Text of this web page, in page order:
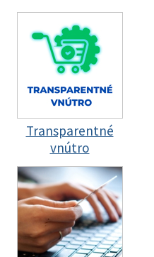
Transparentné
vnútro